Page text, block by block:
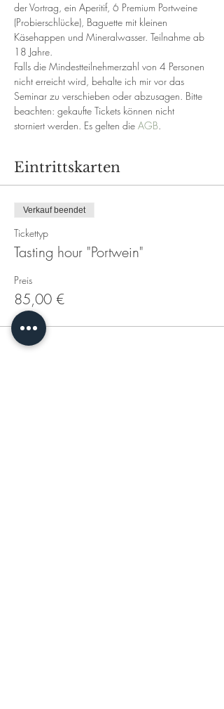
der Vortrag, ein Aperitif, 6 Premium Portweine
(Probierschlücke), Baguette mit kleinen
Käsehappen und Mineralwasser. Teilnahme ab
18 Jahre.
Falls die Mindestteilnehmerzahl von 4 Personen
nicht erreicht wird, behalte ich mir vor das
Seminar zu verschieben oder abzusagen. Bitte
beachten: gekaufte Tickets können nicht
storniert werden. Es gelten die AGB.
Eintrittskarten
Verkauf beendet
Tickettyp
Tasting hour "Portwein"
Preis
85,00 €